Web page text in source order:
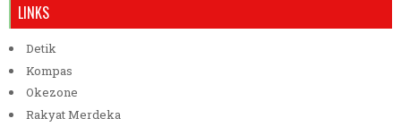
LINKS
Detik
Kompas
Okezone
Rakyat Merdeka